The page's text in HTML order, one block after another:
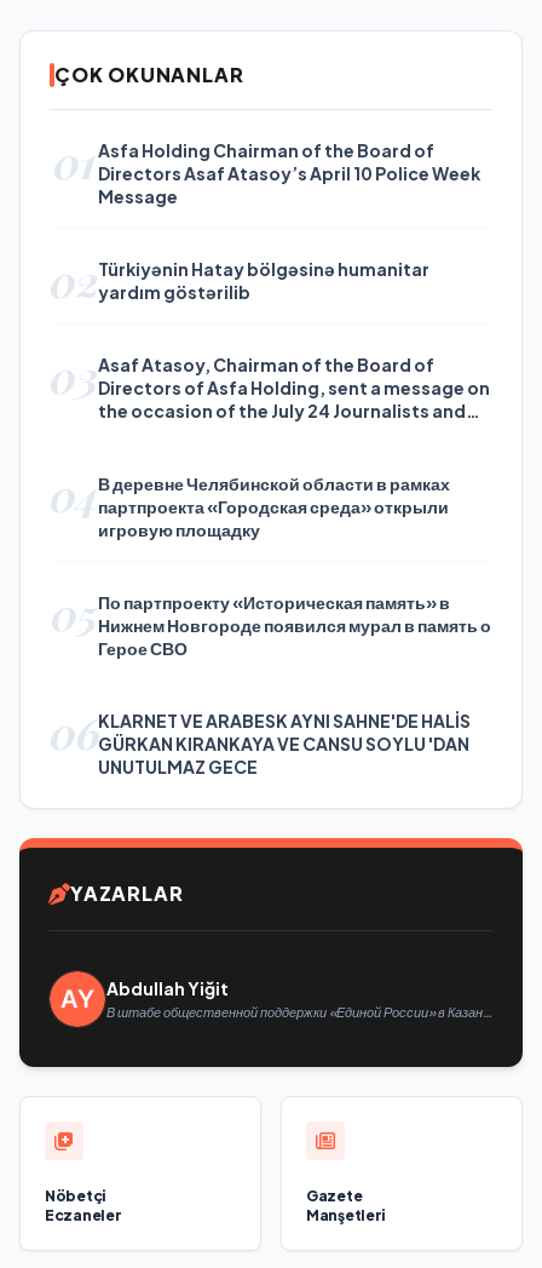
ÇOK OKUNANLAR
01Asfa Holding Chairman of the Board of
Directors Asaf Atasoy’s April 10 Police Week
Message
02Türkiyənin Hatay bölgəsinə humanitar
yardım göstərilib
03Asaf Atasoy, Chairman of the Board of
Directors of Asfa Holding, sent a message on
the occasion of the July 24 Journalists and
04В деревне Челябинской области в рамках
партпроекта «Городская среда» открыли
игровую площадку
05По партпроекту «Историческая память» в
Нижнем Новгороде появился мурал в память о
Герое СВО
06KLARNET VE ARABESK AYNI SAHNE'DE HALİS
GÜRKAN KIRANKAYA VE CANSU SOYLU 'DAN
UNUTULMAZ GECE
YAZARLAR
Abdullah Yiğit
В штабе общественной поддержки «Единой России» в Казани
Nöbetçi
Eczaneler
Gazete
Manşetleri